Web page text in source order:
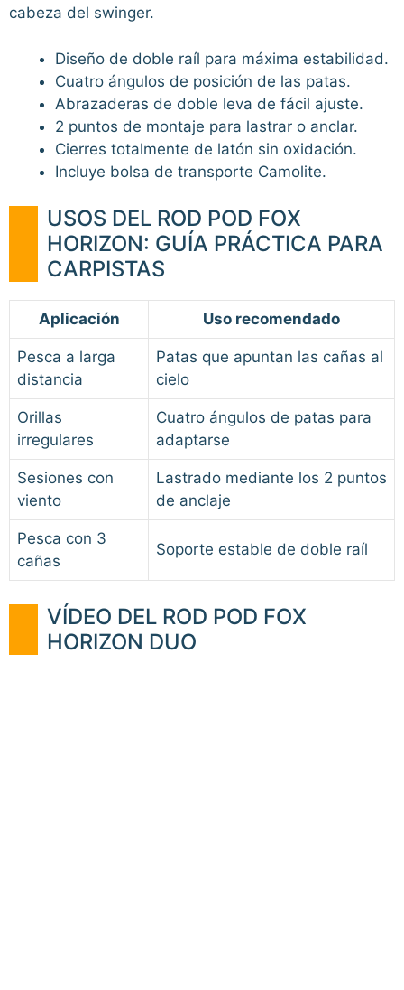
cabeza del swinger.
Diseño de doble raíl para máxima estabilidad.
Cuatro ángulos de posición de las patas.
Abrazaderas de doble leva de fácil ajuste.
2 puntos de montaje para lastrar o anclar.
Cierres totalmente de latón sin oxidación.
Incluye bolsa de transporte Camolite.
USOS DEL ROD POD FOX
HORIZON: GUÍA PRÁCTICA PARA
CARPISTAS
Aplicación Uso recomendado
Pesca a larga
distancia
Patas que apuntan las cañas al
cielo
Orillas
irregulares
Cuatro ángulos de patas para
adaptarse
Sesiones con
viento
Lastrado mediante los 2 puntos
de anclaje
Pesca con 3
cañas
Soporte estable de doble raíl
VÍDEO DEL ROD POD FOX
HORIZON DUO